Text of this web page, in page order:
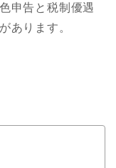
申告と税制優遇
あります。